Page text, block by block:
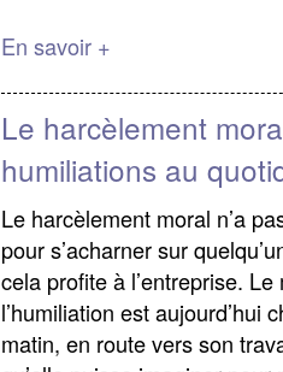
En savoir +
Le harcèlement
humiliations au
Le harcèlement moral n’a
pour s’acharner sur
cela profite à l’entreprise.
l’humiliation est aujourd’hui
matin, en route vers son